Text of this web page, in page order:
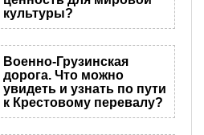
культуры?
Военно-Грузинская
дорога. Что можно
увидеть и узнать по пути
к Крестовому перевалу?